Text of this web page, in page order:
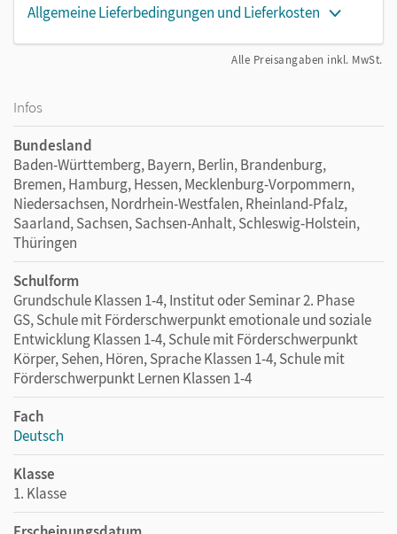
Allgemeine Lieferbedingungen und Lieferkosten
Alle Preisangaben inkl. MwSt.
Infos
Bundesland
Baden-Württemberg, Bayern, Berlin, Brandenburg,
Bremen, Hamburg, Hessen, Mecklenburg-Vorpommern,
Niedersachsen, Nordrhein-Westfalen, Rheinland-Pfalz,
Saarland, Sachsen, Sachsen-Anhalt, Schleswig-Holstein,
Thüringen
Schulform
Grundschule Klassen 1-4, Institut oder Seminar 2. Phase
GS, Schule mit Förderschwerpunkt emotionale und soziale
Entwicklung Klassen 1-4, Schule mit Förderschwerpunkt
Körper, Sehen, Hören, Sprache Klassen 1-4, Schule mit
Förderschwerpunkt Lernen Klassen 1-4
Fach
Deutsch
Klasse
1. Klasse